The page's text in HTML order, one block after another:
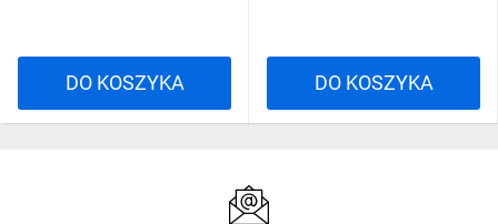
DO KOSZYKA DO KOSZYKA